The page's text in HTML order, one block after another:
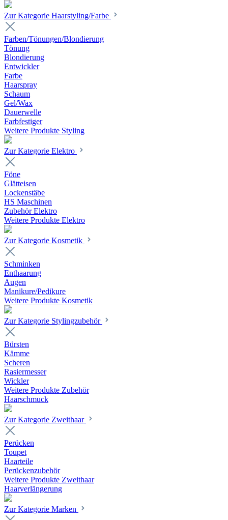
Zur Kategorie Haarstyling/Farbe
Farben/Tönungen/Blondierung
Tönung
Blondierung
Entwickler
Farbe
Haarspray
Schaum
Gel/Wax
Dauerwelle
Farbfestiger
Weitere Produkte Styling
Zur Kategorie Elektro
Föne
Glätteisen
Lockenstäbe
HS Maschinen
Zubehör Elektro
Weitere Produkte Elektro
Zur Kategorie Kosmetik
Schminken
Enthaarung
Augen
Manikure/Pedikure
Weitere Produkte Kosmetik
Zur Kategorie Stylingzubehör
Bürsten
Kämme
Scheren
Rasiermesser
Wickler
Weitere Produkte Zubehör
Haarschmuck
Zur Kategorie Zweithaar
Perücken
Toupet
Haarteile
Perückenzubehör
Weitere Produkte Zweithaar
Haarverlängerung
Zur Kategorie Marken